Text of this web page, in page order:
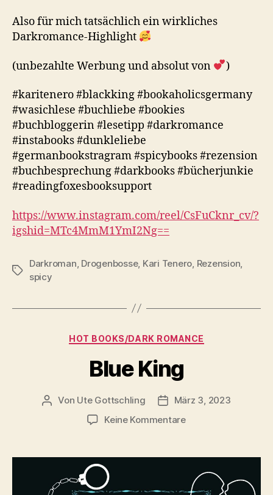
Also für mich tatsächlich ein wirkliches
Darkromance-Highlight
(unbezahlte Werbung und absolut von )
#karitenero #blackking #bookaholicsgermany
#wasichlese #buchliebe #bookies
#buchbloggerin #lesetipp #darkromance
#instabooks #dunkleliebe
#germanbookstragram #spicybooks #rezension
#buchbesprechung #darkbooks #bücherjunkie
#readingfoxesbooksupport
https://www.instagram.com/reel/CsFuCknr_cv/?
igshid=MTc4MmM1YmI2Ng==
Schlagwörter
Darkroman Drogenbosse, Kari Tenero Rezension
spicy
Kategorien
HOT BOOKS/DARK ROMANCE
Blue King
Beitragsautor
Von Ute Gottschling Veröffentlichungsdatum
März 3, 2023
Keine Kommentarezu